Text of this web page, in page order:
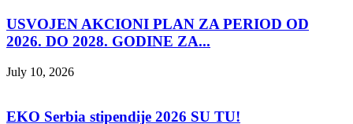
USVOJEN AKCIONI PLAN ZA PERIOD OD
2026. DO 2028. GODINE ZA...
July 10, 2026
EKO Serbia stipendije 2026 SU TU!